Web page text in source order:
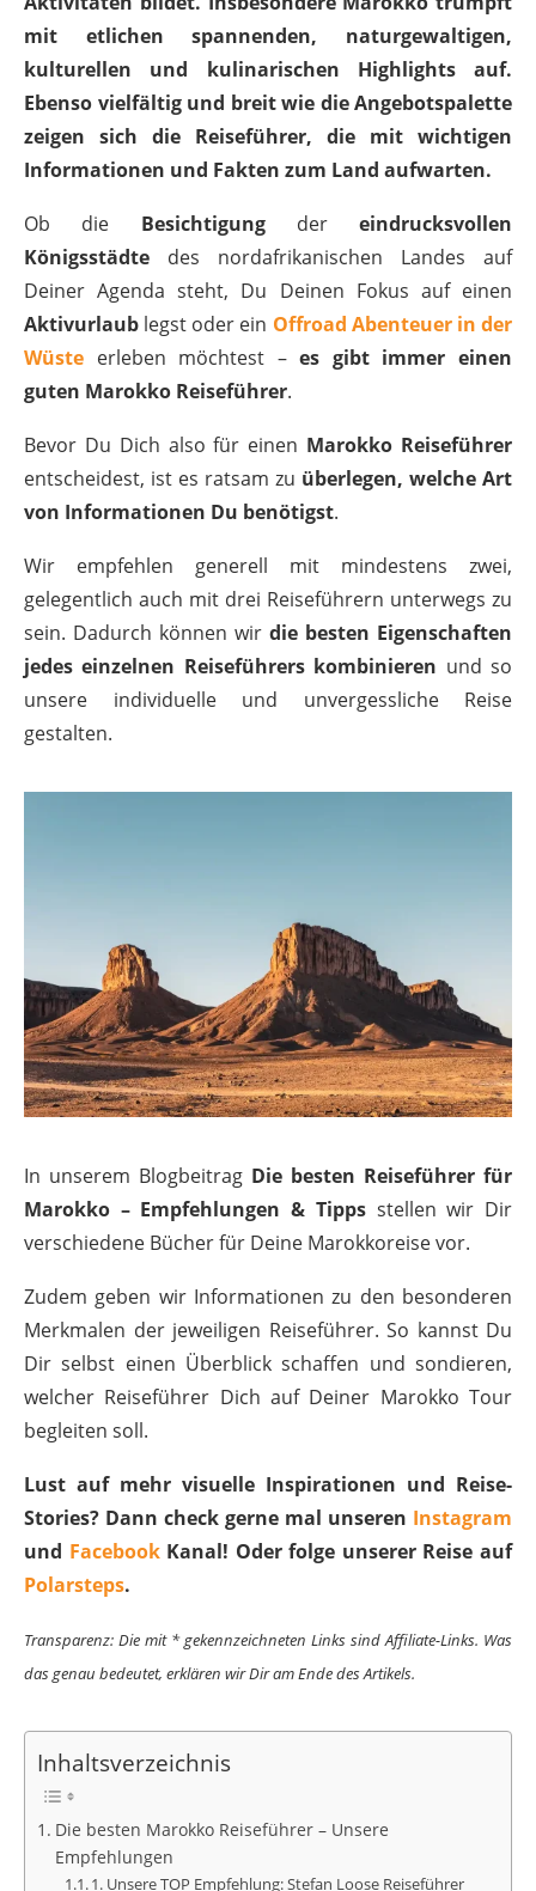
mit etlichen spannenden, naturgewaltigen,
kulturellen und kulinarischen Highlights auf.
Ebenso vielfältig und breit wie die Angebotspalette
zeigen sich die Reiseführer, die mit wichtigen
Informationen und Fakten zum Land aufwarten.
Ob die Besichtigungder eindrucksvollen
Königsstädte des nordafrikanischen Landes auf
Deiner Agenda steht, Du Deinen Fokus auf einen
Aktivurlaub legst oder ein Offroad Abenteuer in der
Wüste erleben möchtest –es gibt immer einen
guten Marokko Reiseführer.
Bevor Du Dich also für einen Marokko Reiseführer
entscheidest, ist es ratsam zu überlegen, welche Art
von Informationen Du benötigst.
Wir empfehlen generell mit mindestens zwei,
gelegentlich auch mit drei Reiseführern unterwegs zu
sein. Dadurch können wir die besten Eigenschaften
jedes einzelnen Reiseführers kombinieren und so
unsere individuelle und unvergessliche Reise
gestalten.
In unserem Blogbeitrag Die besten Reiseführer für
Marokko – Empfehlungen & Tippsstellen wir Dir
verschiedene Bücher für Deine Marokkoreise vor.
Zudem geben wir Informationen zu den besonderen
Merkmalen der jeweiligen Reiseführer. So kannst Du
Dir selbst einen Überblick schaffen und sondieren,
welcher Reiseführer Dich auf Deiner Marokko Tour
begleiten soll.
Lust auf mehr visuelle Inspirationen und Reise-
Stories? Dann check gerne mal unseren Instagram
und FacebookKanal! Oder folge unserer Reise auf
Polarsteps.
Transparenz: Die mit * gekennzeichneten Links sind Affiliate-Links. Was
das genau bedeutet, erklären wir Dir am Ende des Artikels.
Inhaltsverzeichnis
Die besten Marokko Reiseführer – Unsere
Empfehlungen
1. Unsere TOP Empfehlung: Stefan Loose Reiseführer